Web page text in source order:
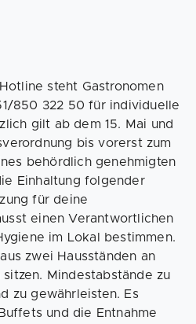
steht Gastronomen
850 322 50 für individuelle
gilt ab dem 15. Mai und
bis vorerst zum
behördlich genehmigten
Einhaltung folgender
für deine
einen Verantwortlichen
im Lokal bestimmen.
zwei Hausständen an
Mindestabstände zu
zu gewährleisten. Es
und die Entnahme